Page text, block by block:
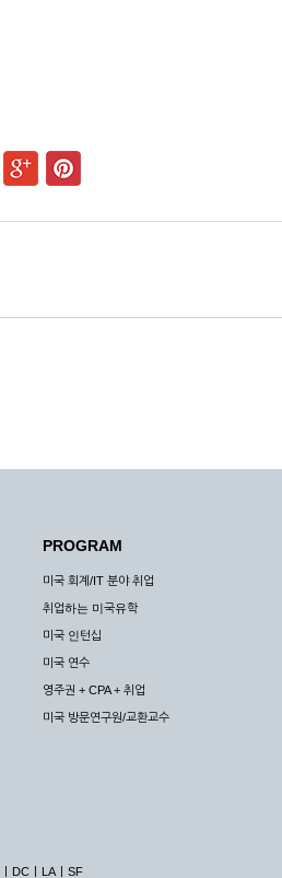
PROGRAM
미국 회계/IT 분야 취업
취업하는 미국유학
미국 인턴십
미국 연수
영주권 + CPA + 취업
미국 방문연구원/교환교수
DC LA SF